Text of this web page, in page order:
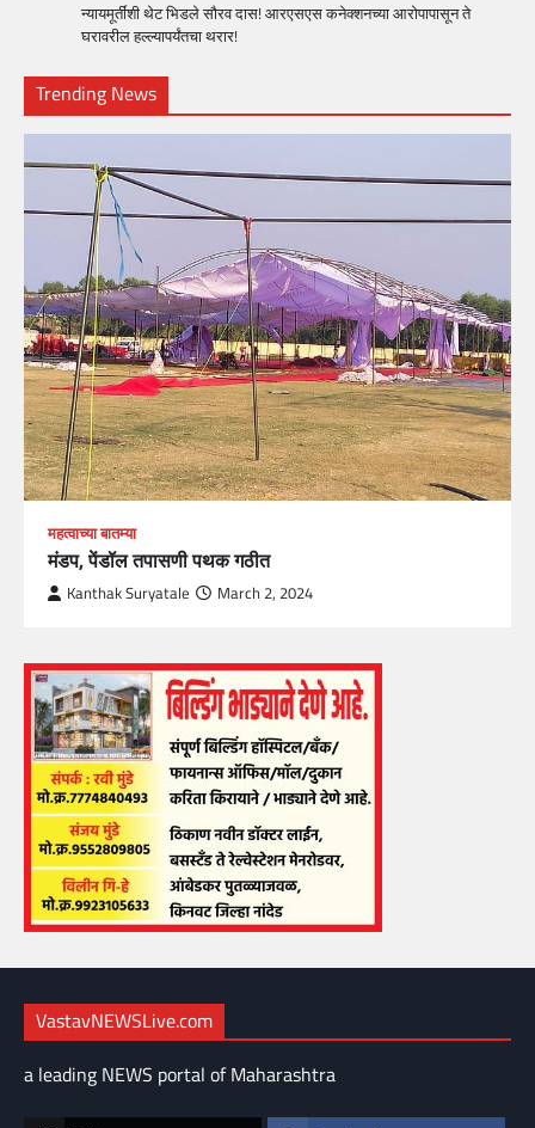
न्यायमूर्तींशी थेट भिडले सौरव दास! आरएसएस कनेक्शनच्या आरोपापासून ते
घरावरील हल्ल्यापर्यंतचा थरार!
Trending News
महत्वाच्या बातम्या
मंडप, पेंडॉल तपासणी पथक गठीत
Kanthak Suryatale March 2, 2024
VastavNEWSLive.com
a leading NEWS portal of Maharashtra